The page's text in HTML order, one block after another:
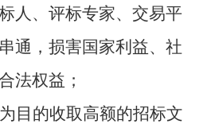
人、评标专家、交易平
通，损害国家利益、社
法权益；
目的收取高额的招标文